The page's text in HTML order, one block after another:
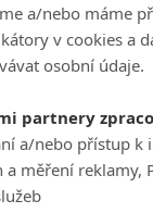
a/nebo máme
v cookies a
osobní údaje.
partnery
a/nebo přístup k
a měření reklamy,
má v
párování
budeme v
s
odehráli